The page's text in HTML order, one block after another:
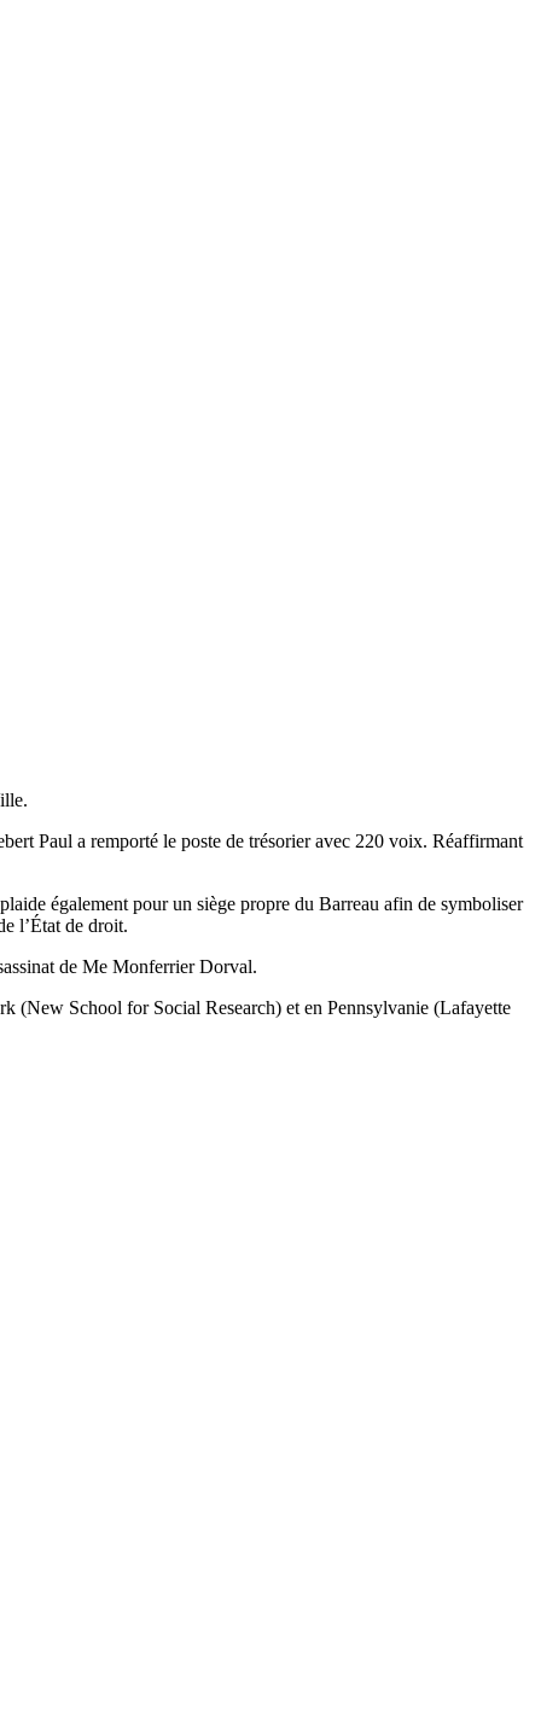
Paul a remporté le poste de trésorier avec 220 voix. Réaffirmant
également pour un siège propre du Barreau afin de symboliser
l’État de droit.
de Me Monferrier Dorval.
(New School for Social Research) et en Pennsylvanie (Lafayette